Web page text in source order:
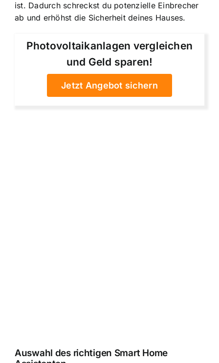
ist. Dadurch schreckst du potenzielle Einbrecher
ab und erhöhst die Sicherheit deines Hauses.
Photovoltaikanlagen vergleichen
und Geld sparen!
Jetzt Angebot sichern
Auswahl des richtigen Smart Home